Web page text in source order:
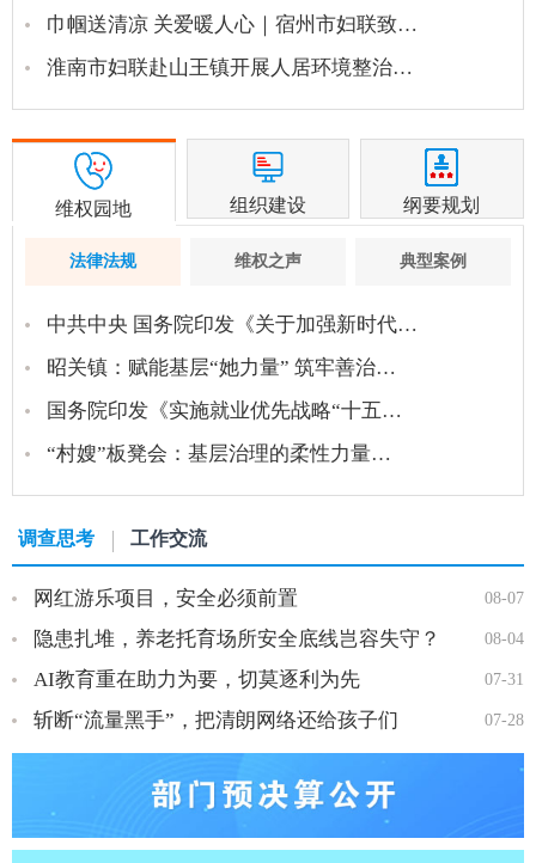
巾帼送清凉 关爱暖人心｜宿州市妇联致…
淮南市妇联赴山王镇开展人居环境整治…
维权园地 组织建设 纲要规划
法律法规 维权之声 典型案例
中共中央 国务院印发《关于加强新时代…
昭关镇：赋能基层“她力量” 筑牢善治…
国务院印发《实施就业优先战略“十五…
“村嫂”板凳会：基层治理的柔性力量…
调查思考 工作交流
08-07
网红游乐项目，安全必须前置
08-04
隐患扎堆，养老托育场所安全底线岂容失守？
07-31
AI教育重在助力为要，切莫逐利为先
07-28
斩断“流量黑手”，把清朗网络还给孩子们